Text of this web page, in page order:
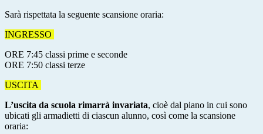
Sarà rispettata la seguente scansione oraria:
INGRESSO
ORE 7:45 classi prime e seconde
ORE 7:50 classi terze
USCITA
L’uscita da scuola rimarrà invariata, cioè dal piano in cui sono
ubicati gli armadietti di ciascun alunno, così come la scansione
oraria: